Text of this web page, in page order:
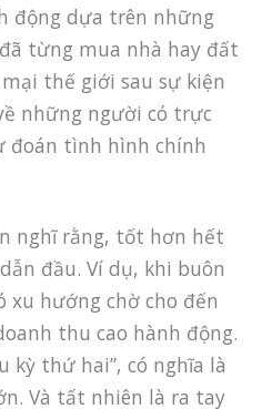
động dựa trên những
từng mua nhà hay đất
thế giới sau sự kiện
những người có trực
đoán tình hình chính
nghĩ rằng, tốt hơn hết
đầu. Ví dụ, khi buôn
xu hướng chờ cho đến
thu cao hành động.
kỳ thứ hai”, có nghĩa là
Và tất nhiên là ra tay